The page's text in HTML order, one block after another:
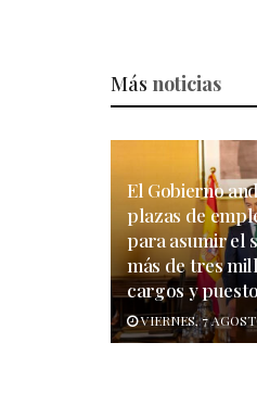
Más noticias
El Gobierno
plazas de
para asumir el
más de tres
cargos y
VIERNES, 7